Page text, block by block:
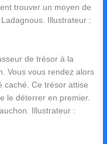
trouver un moyen de
Illustrateur :
de trésor à la
Vous vous rendez alors
caché. Ce trésor attise
le déterrer en premier.
Illustrateur :